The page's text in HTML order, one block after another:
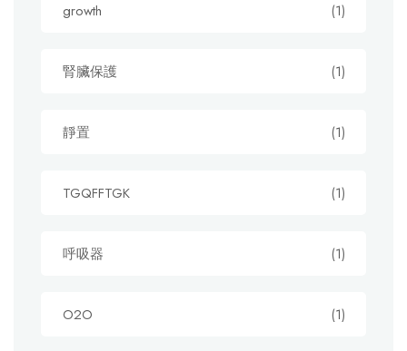
growth (1)
腎臟保護 (1)
靜置 (1)
TGQFFTGK (1)
呼吸器 (1)
O2O (1)